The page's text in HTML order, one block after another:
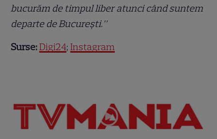
bucurăm de timpul liber atunci când suntem
departe de București.”
Surse:Digi24;Instagram